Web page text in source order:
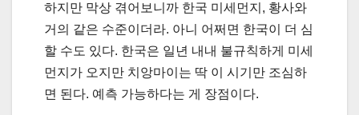
하지만 막상 겪어보니까 한국 미세먼지, 황사와
거의 같은 수준이더라. 아니 어쩌면 한국이 더 심
할 수도 있다. 한국은 일년 내내 불규칙하게 미세
먼지가 오지만 치앙마이는 딱 이 시기만 조심하
면 된다. 예측 가능하다는 게 장점이다.